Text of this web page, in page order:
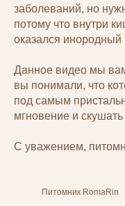
заболеваний, но
потому что внутри
оказался инородный
Данное видео мы
вы понимали, что
под самым
мгновение и
С уважением,
Питомник RomaRin